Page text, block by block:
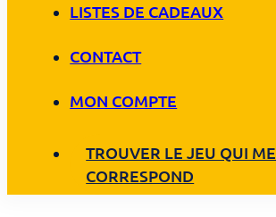
LISTES DE CADEAUX
CONTACT
MON COMPTE
TROUVER LE JEU QUI ME
CORRESPOND